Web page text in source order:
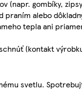
(napr. gombíky,
praním alebo
tepla ani
(kontakt
svetlu.